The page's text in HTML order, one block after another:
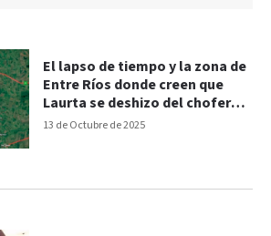
13 de Octubre de 2025
El lapso de tiempo y la zona de
Entre Ríos donde creen que
Laurta se deshizo del chofer
para ir a Córdoba